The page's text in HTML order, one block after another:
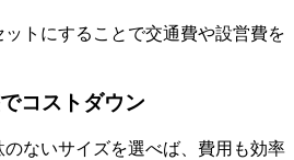
トにすることで交通費や設営費を
コストダウン
ないサイズを選べば、費用も効率